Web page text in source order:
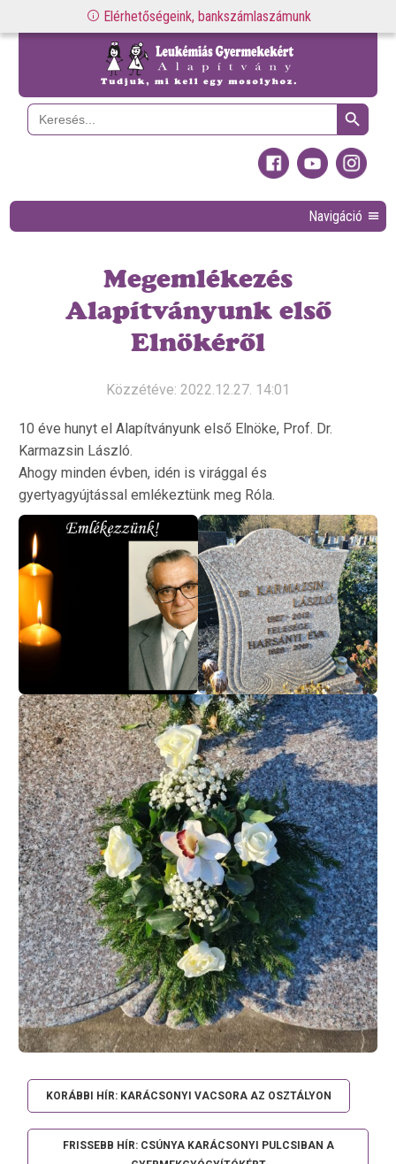
Elérhetőségeink, bankszámlaszámunk
Search
for:
Search Button
Navigáció
Megemlékezés
Alapítványunk első
Elnökéről
Közzétéve: 2022.12.27. 14:01
10 éve hunyt el Alapítványunk első Elnöke, Prof. Dr.
Karmazsin László.
Ahogy minden évben, idén is virággal és
gyertyagyújtással emlékeztünk meg Róla.
KORÁBBI HÍR: KARÁCSONYI VACSORA AZ OSZTÁLYON
FRISSEBB HÍR: CSÚNYA KARÁCSONYI PULCSIBAN A